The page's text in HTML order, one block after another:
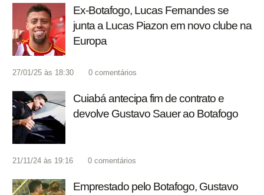
Ex-Botafogo, Lucas Fernandes se
junta a Lucas Piazon em novo clube na
Europa
27/01/25 às 18:30 0 comentários
Cuiabá antecipa fim de contrato e
devolve Gustavo Sauer ao Botafogo
21/11/24 às 19:16 0 comentários
Emprestado pelo Botafogo, Gustavo